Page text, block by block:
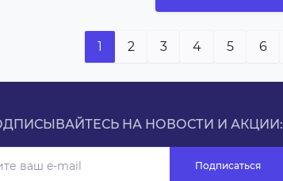
1 2 3 4 5 6
НА НОВОСТИ И АКЦИИ:
Подписаться